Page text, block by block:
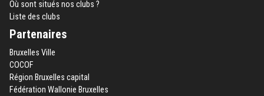
Où sont situés nos clubs ?
Liste des clubs
Partenaires
Bruxelles Ville
COCOF
Région Bruxelles capital
Fédération Wallonie Bruxelles